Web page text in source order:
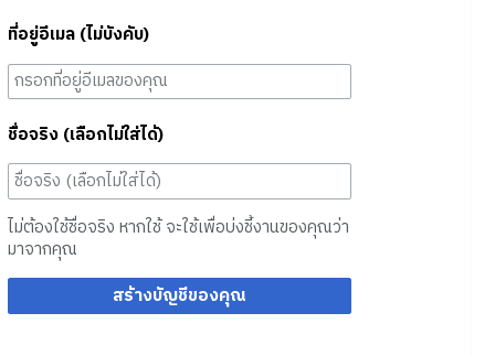
ที่อยู่อีเมล (ไม่บังคับ)
ชื่อจริง (เลือกไม่ใส่ได้)
ไม่ต้องใช้ชื่อจริง หากใช้ จะใช้เพื่อบ่งชี้งานของคุณว่า
มาจากคุณ
สร้างบัญชีของคุณ